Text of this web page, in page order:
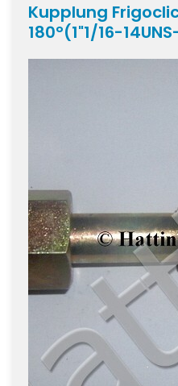
Kupplung
180°(1"1/16-